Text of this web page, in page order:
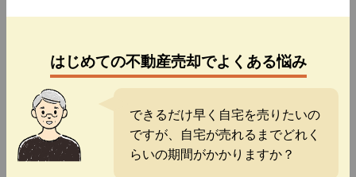
はじめての不動産売却でよくある悩み
できるだけ早く自宅を売りたいの
ですが、自宅が売れるまでどれく
らいの期間がかかりますか？